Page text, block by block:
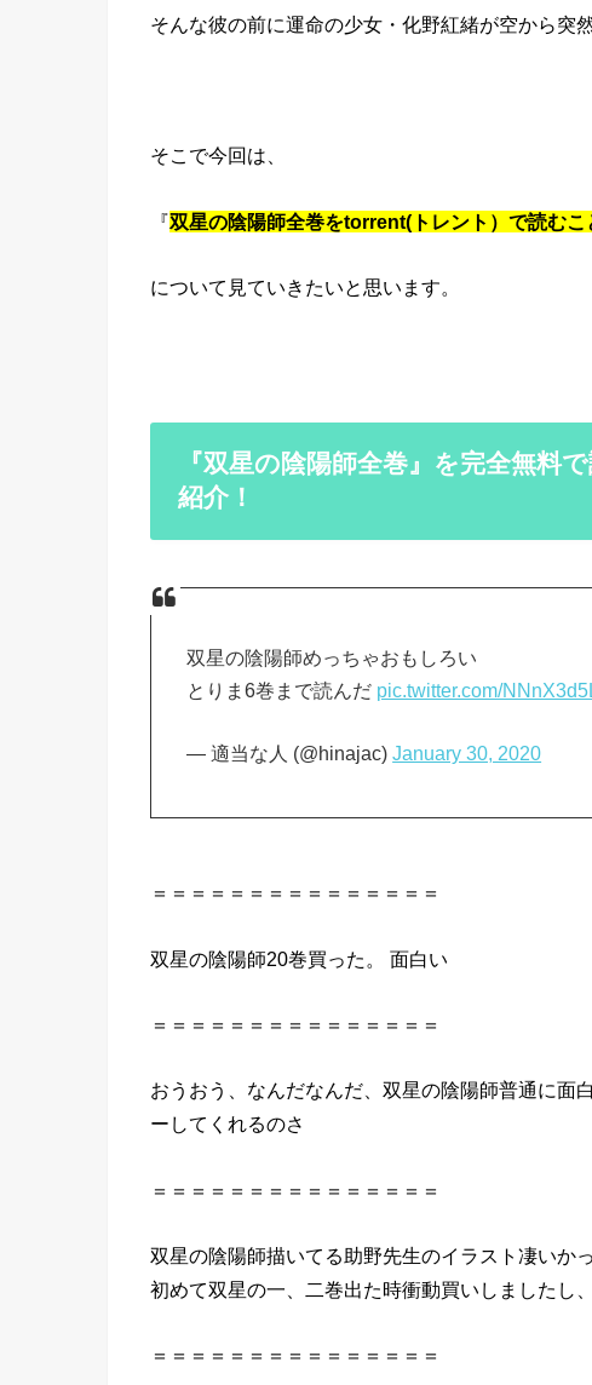
そんな彼の前に運命の少女・化野紅緒が空から突
そこで今回は、
『双星の陰陽師全巻をtorrent(トレント）で読むこ
について見ていきたいと思います。
『双星の陰陽師全巻』を完全無料
紹介！
双星の陰陽師めっちゃおもしろい
とりま6巻まで読んだ pic.twitter.com/
— 適当な人 (@hinajac)January 30, 2020
＝＝＝＝＝＝＝＝＝＝＝＝＝＝＝
双星の陰陽師20巻買った。 面白い
＝＝＝＝＝＝＝＝＝＝＝＝＝＝＝
おうおう、なんだなんだ、 双星の陰陽師普通に面
ーしてくれるのさ
＝＝＝＝＝＝＝＝＝＝＝＝＝＝＝
双星の陰陽師描いてる助野先生のイラスト凄いか
初めて双星の一、二巻出た時衝動買いしましたし
＝＝＝＝＝＝＝＝＝＝＝＝＝＝＝